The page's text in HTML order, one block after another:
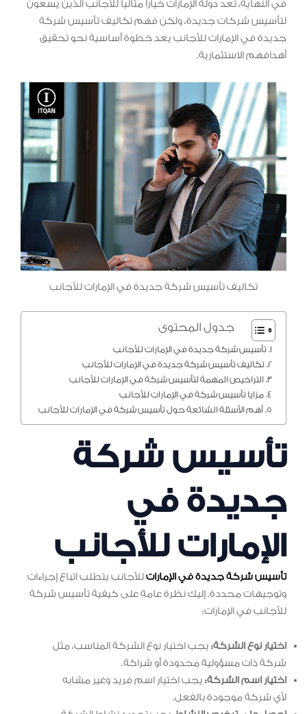
في النهاية، تعد دولة الإمارات خيارًا مثاليًا للأجانب الذين يسعون
لتأسيس شركات جديدة، ولكن فهم تكاليف تأسيس شركة
جديدة في الإمارات للأجانب يعد خطوة أساسية نحو تحقيق
أهدافهم الاستثمارية.
تكاليف تأسيس شركة جديدة في الإمارات للأجانب
جدول المحتوى
تأسيس شركة جديدة في الإمارات للأجانب
تكاليف تأسيس شركة جديدة في الإمارات للأجانب
التراخيص المهمة لتأسيس شركة في الإمارات للأجانب
مزايا تأسيس شركة في الإمارات للأجانب
أهم الأسئلة الشائعة حول تأسيس شركة في الإمارات للأجانب
تأسيس شركة
جديدة في
الإمارات للأجانب
تأسيس شركة جديدة في الإماراتللأجانب يتطلب اتباع إجراءات
وتوجيهات محددة. إليك نظرة عامة على كيفية تأسيس شركة
للأجانب في الإمارات:
اختيار نوع الشركة: يجب اختيار نوع الشركة المناسب، مثل
شركة ذات مسؤولية محدودة أو شراكة.
اختيار اسم الشركة: يجب اختيار اسم فريد وغير مشابه
لأي شركة موجودة بالفعل.